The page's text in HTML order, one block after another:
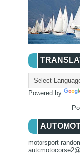
Powered by
motorsport